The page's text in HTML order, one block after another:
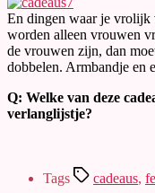
En dingen waar je
worden alleen vrouwen
de vrouwen zijn, dan
dobbelen. Armbandje en
Q: Welke van deze
verlanglijstje?
Tags cadeaus,